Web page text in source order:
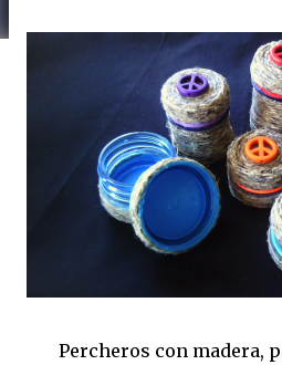
Percheros con madera,